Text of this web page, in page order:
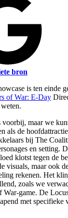
bron
is ten einde
of War: E-Day
maar we
als de
bij The
en setting.
klotst tegen de
visuals, maar ook
rekenen. Het
zoals we
War-game. De
met specifieke